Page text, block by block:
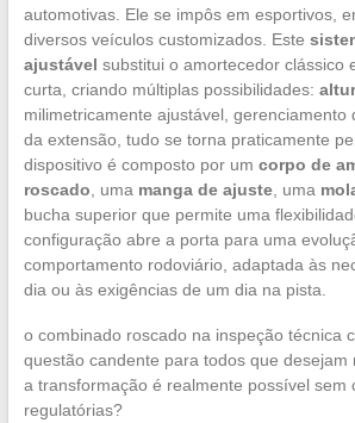
automotivas. Ele se impôs em esportivos,
diversos veículos customizados. Este
ajustável substitui o amortecedor clássico
curta, criando múltiplas possibilidades:
milimetricamente ajustável, gerenciamento
da extensão, tudo se torna praticamente
dispositivo é composto por um corpo de
roscado , uma manga de ajuste, uma
bucha superior que permite uma
configuração abre a porta para uma
comportamento rodoviário, adaptada às
dia ou às exigências de um dia na pista.
o combinado roscado na inspeção técnica
questão candente para todos que desejam
a transformação é realmente possível sem
regulatórias?